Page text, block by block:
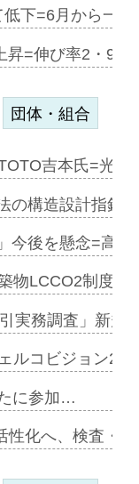
下=6月から一
昇=伸び率2・
団体・組合
吉本氏=光
の構造設計指針
今後を懸念=高
物LCCO2制度
実務調査」新規
ルコビジョン
に参加…
性化へ、検査・